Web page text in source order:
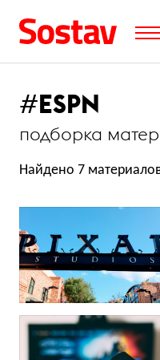
#ESPN
подборка
Найдено 7